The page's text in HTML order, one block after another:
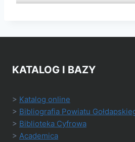
KATALOG I BAZY
> Katalog online
> Bibliografia Powiatu
> Biblioteka Cyfrowa
> Academica